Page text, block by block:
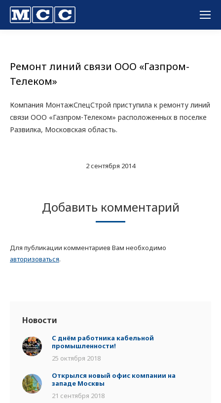
Ремонт линий связи ООО «Газпром-
Телеком»
Компания МонтажСпецСтрой приступила к ремонту линий
связи ООО «Газпром-Телеком» расположенных в поселке
Развилка, Московская область.
2 сентября 2014
Добавить комментарий
Для публикации комментариев Вам необходимо
авторизоваться.
Новости
С днём работника кабельной
промышленности!
25 октября 2018
Открылся новый офис компании на
западе Москвы
21 сентября 2018